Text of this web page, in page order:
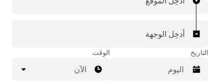
أدخِل الوجهة
التاريخ الوقت
الآن